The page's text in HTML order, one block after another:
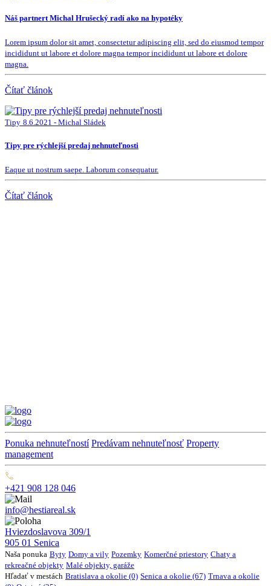
Náš partnert Michal Hrušecký radí ako na hypotéky
Lorem ipsum dolor sit amet, consectetur adipiscing elit, sed do eiusmod tempor
incididunt ut labore et dolore magna tempor incididunt ut labore et dolore
magna.
Čítať článok
Tipy 8.6.2021 - Michal Sládek
Tipy pre rýchlejší predaj nehnuteľnosti
Eaque ut nostrum saepe. Laborum consequatur.
Čítať článok
Ponuka nehnuteľností Predávam nehnuteľnosť Property
management
+421 908 128 046
info@hestiareal.sk
Hviezdoslavova 309/1
905 01 Senica
Naša ponuka Byty Domy a vily Pozemky Komerčné priestory Chaty a
rekreačné objekty Malé objekty, garáže
Hľadať v mestách Bratislava a okolie (0) Senica a okolie (67) Trnava a okolie